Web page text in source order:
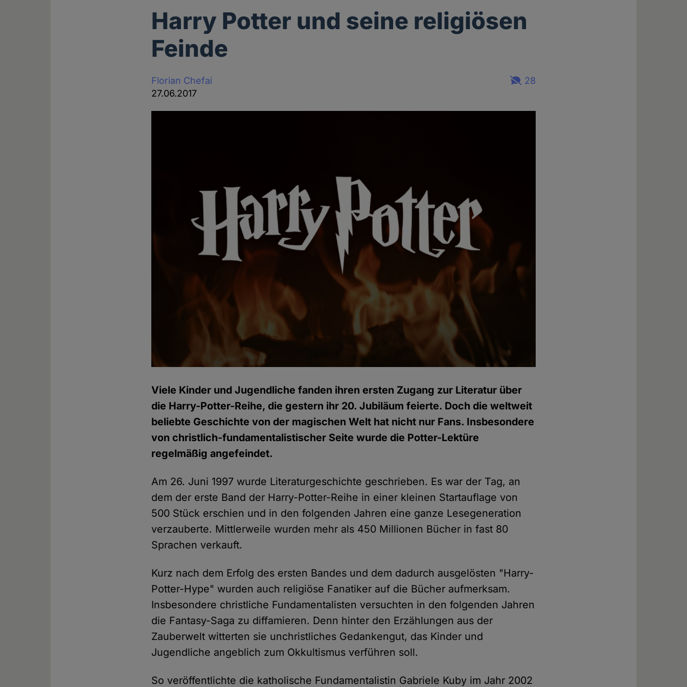
Harry Potter und seine religiösen
Feinde
Florian Chefai
27.06.2017
28
Viele Kinder und Jugendliche fanden ihren ersten Zugang zur Literatur über
die Harry-Potter-Reihe, die gestern ihr 20. Jubiläum feierte. Doch die weltweit
beliebte Geschichte von der magischen Welt hat nicht nur Fans. Insbesondere
von christlich-fundamentalistischer Seite wurde die Potter-Lektüre
regelmäßig angefeindet.
Am 26. Juni 1997 wurde Literaturgeschichte geschrieben. Es war der Tag, an
dem der erste Band der Harry-Potter-Reihe in einer kleinen Startauflage von
500 Stück erschien und in den folgenden Jahren eine ganze Lesegeneration
verzauberte. Mittlerweile wurden mehr als 450 Millionen Bücher in fast 80
Sprachen verkauft.
Kurz nach dem Erfolg des ersten Bandes und dem dadurch ausgelösten "Harry-
Potter-Hype" wurden auch religiöse Fanatiker auf die Bücher aufmerksam.
Insbesondere christliche Fundamentalisten versuchten in den folgenden Jahren
die Fantasy-Saga zu diffamieren. Denn hinter den Erzählungen aus der
Zauberwelt witterten sie unchristliches Gedankengut, das Kinder und
Jugendliche angeblich zum Okkultismus verführen soll.
So veröffentlichte die katholische Fundamentalistin Gabriele Kuby im Jahr 2002